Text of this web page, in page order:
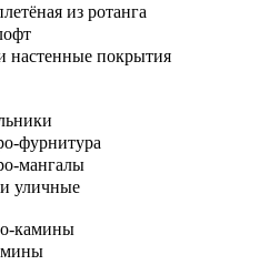
из ротанга
настенные покрытия
фурнитура
мангалы
уличные
камины